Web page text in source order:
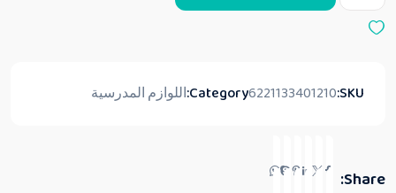
SKU:
6221133401210
Category: اللوازم المدرسية
Share: